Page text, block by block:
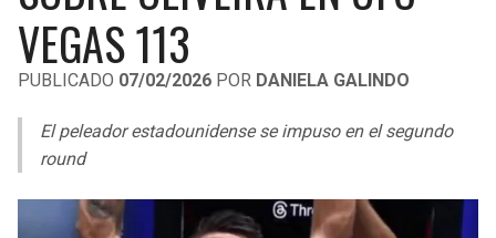
LIGA DE EXPANSIÓN MX
LEAGUES CUP
UEFA EUROPA LEAGUE
UEFA CONFERENCE LEAGUE
COPA LIBERTADORES
COPA SUDAMERICANA
VEGAS 113
PUBLICADO 07/02/2026 POR DANIELA GALINDO
El peleador estadounidense se impuso en el segundo
round